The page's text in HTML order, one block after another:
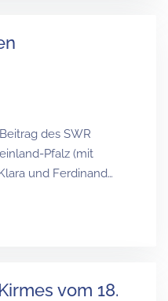
des SWR
Pfalz (mit
und Ferdinand…
vom 18.